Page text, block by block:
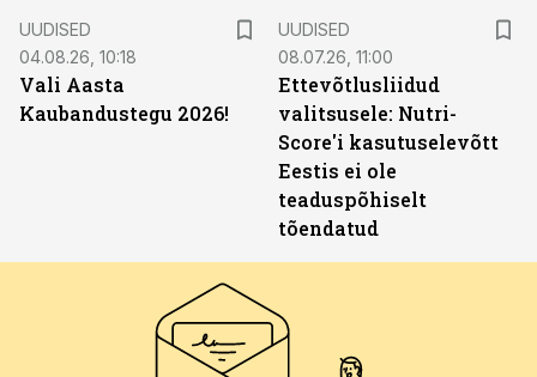
UUDISED
04.08.26, 10:18
Vali Aasta
Kaubandustegu 2026!
UUDISED
08.07.26, 11:00
Ettevõtlusliidud
valitsusele: Nutri-
Score'i kasutuselevõtt
Eestis ei ole
teaduspõhiselt
tõendatud